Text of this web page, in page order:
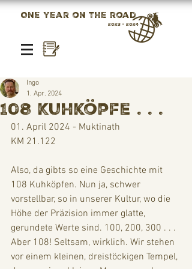
One year on the road
2023 - 2024
108 Kuhköpfe . . .
Ingo
1. Apr. 2024
01. April 2024 - Muktinath
KM 21.122
Also, da gibts so eine Geschichte mit
108 Kuhköpfen. Nun ja, schwer
vorstellbar, so in unserer Kultur, wo die
Höhe der Präzision immer glatte,
gerundete Werte sind. 100, 200, 300 . . .
Aber 108! Seltsam, wirklich. Wir stehen
vor einem kleinen, dreistöckigen Tempel,